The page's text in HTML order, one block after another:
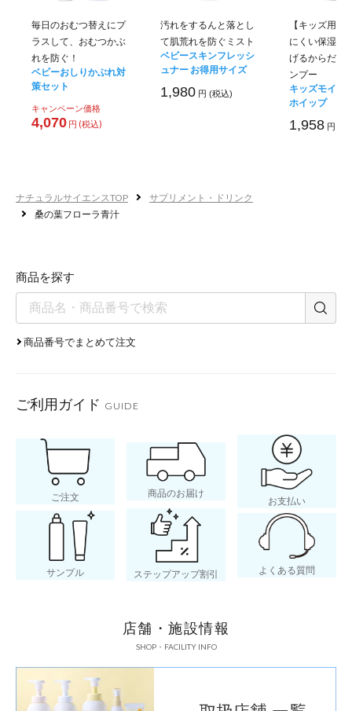
善玉菌が増えて腸
成され、肌の調子がぐっと良く
層の水分量が上がり、肌の調
に！
毎日のおむつ替えにプ
ラスして、おむつかぶ
れを防ぐ！
ベビーおしりかぶれ対
策セット
キャンペーン価格
4,070 円 (税込)
汚れをするんと落とし
て肌荒れを防ぐミスト
ベビースキンフレッシ
ュナー お得用サイズ
1,980 円 (税込)
【キッズ用】
にくい保湿泡
げるからだ・
ンプー
キッズモイス
ホイップ
1,958 円 (税
ナチュラルサイエンスTOP
サプリメント・ドリンク
桑の葉フローラ青汁
商品を探す
商品番号でまとめて注文
ご利用ガイド GUIDE
ご注文 商品のお届け
お支払い
サンプル ステップアップ割引 よくある質問
店舗・施設情報
SHOP・FACILITY INFO